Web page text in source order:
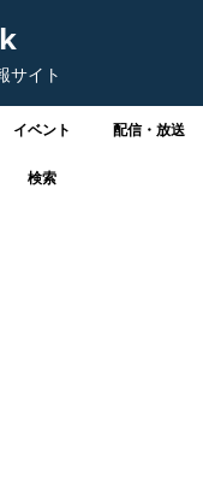
サイト
イベント 配信・放送
検索